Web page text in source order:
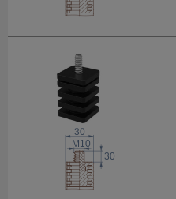
30
30
M10